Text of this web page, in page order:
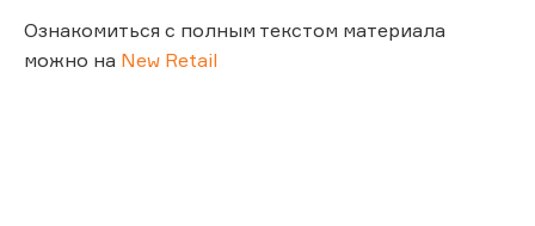
Ознакомиться с полным текстом материала
можно на New Retail